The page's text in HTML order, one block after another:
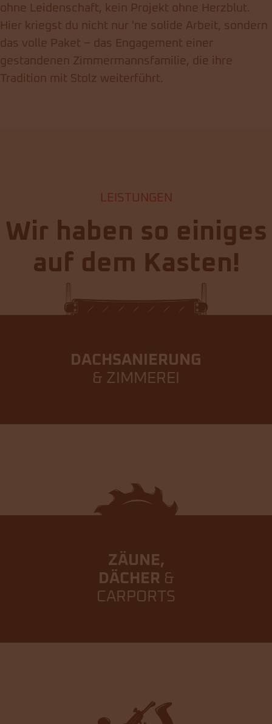
ohne Leidenschaft, kein Projekt ohne Herzblut.
Hier kriegst du nicht nur 'ne solide Arbeit, sondern
das volle Paket – das Engagement einer
gestandenen Zimmermannsfamilie, die ihre
Tradition mit Stolz weiterführt.
Wir haben so einiges
auf dem Kasten!
LEISTUNGEN
DACHSANIERUNG
& ZIMMEREI
ZÄUNE,
DÄCHER &
CARPORTS